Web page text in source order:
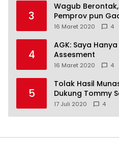
3
Wagub
Pemprov pun
16 Maret 2020 4
4
AGK: Saya
Assesment
16 Maret 2020 4
5
Tolak Hasil
Dukung Tommy
17 Juli 2020 4